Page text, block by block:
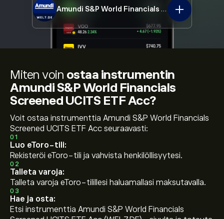
Amundi S&P World Financials Screened UCITS ETF Acc
Miten voin ostaa instrumentin
Amundi S&P World Financials
Screened UCITS ETF Acc?
Voit ostaa instrumenttia Amundi S&P World Financials
Screened UCITS ETF Acc seuraavasti:
01
Luo eToro-tili:
Rekisteröi eToro-tili ja vahvista henkilöllisyytesi.
02
Talleta varoja:
Talleta varoja eToro-tilillesi haluamallasi maksutavalla.
03
Hae ja osta:
Etsi instrumenttia Amundi S&P World Financials